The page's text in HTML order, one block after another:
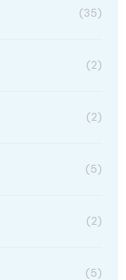
(35)
(2)
(2)
(5)
(2)
(5)